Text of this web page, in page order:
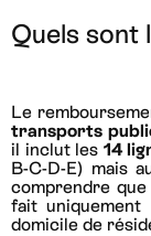
Quels sont
Le
transports
il inclut les 14
B-C-D-E) mais
comprendre
fait
domicile de